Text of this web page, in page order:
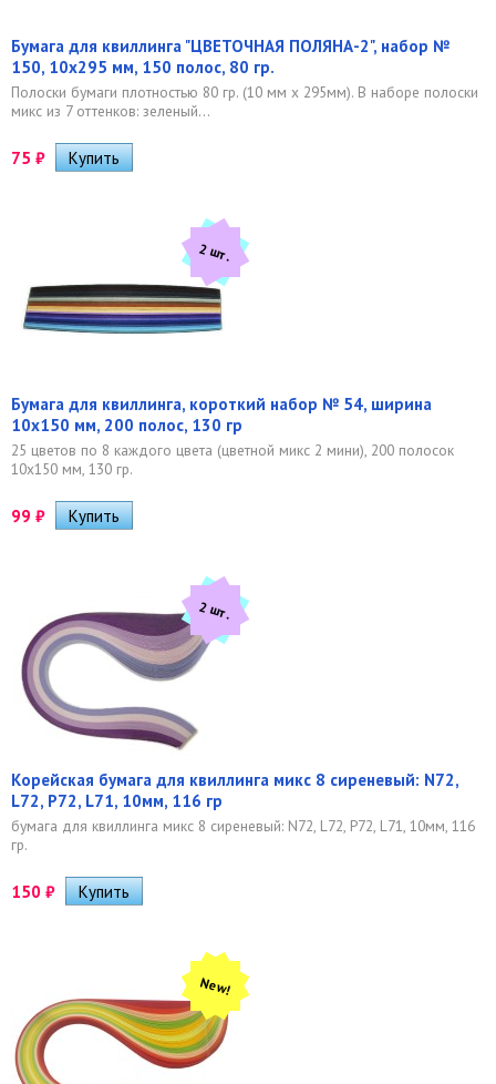
Бумага для квиллинга "ЦВЕТОЧНАЯ ПОЛЯНА-2", набор №
150, 10х295 мм, 150 полос, 80 гр.
Полоски бумаги плотностью 80 гр. (10 мм x 295мм). В наборе полоски
микс из 7 оттенков: зеленый...
75 ₽
2 шт.
Бумага для квиллинга, короткий набор № 54, ширина
10х150 мм, 200 полос, 130 гр
25 цветов по 8 каждого цвета (цветной микс 2 мини), 200 полосок
10х150 мм, 130 гр.
99 ₽
2 шт.
Корейская бумага для квиллинга микс 8 сиреневый: N72,
L72, P72, L71, 10мм, 116 гр
бумага для квиллинга микс 8 сиреневый: N72, L72, P72, L71, 10мм, 116
гр.
150 ₽
New!